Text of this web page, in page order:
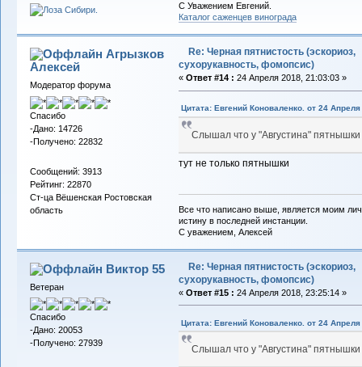
С Уважением Евгений.
Каталог саженцев винограда
Агрызков
Алексей
Модератор форума
Спасибо
-Дано: 14726
-Получено: 22832
Сообщений: 3913
Рейтинг: 22870
Ст-ца Вёшенская Ростовская
область
Re: Черная пятнистость (эскориоз,
сухорукавность, фомопсис)
« Ответ #14 : 24 Апреля 2018, 21:03:03 »
Цитата: Евгений Коноваленко. от 24
Слышал что у "Августина"
тут не только пятнышки
Все что написано выше, является моим
истину в последней инстанции.
С уважением, Алексей
Виктор 55
Ветеран
Спасибо
-Дано: 20053
-Получено: 27939
Re: Черная пятнистость (эскориоз,
сухорукавность, фомопсис)
« Ответ #15 : 24 Апреля 2018, 23:25:14 »
Цитата: Евгений Коноваленко. от 24
Слышал что у "Августина"